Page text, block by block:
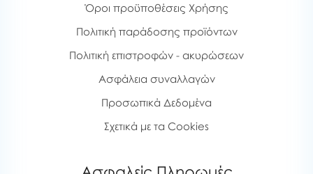
Όροι προϋποθέσεις Χρήσης
Πολιτική παράδοσης προϊόντων
Πολιτική επιστροφών - ακυρώσεων
Ασφάλεια συναλλαγών
Προσωπικά Δεδομένα
Σχετικά με τα Cookies